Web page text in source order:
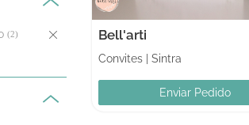
(2) Bell'arti
Convites Sintra
Enviar Pedido